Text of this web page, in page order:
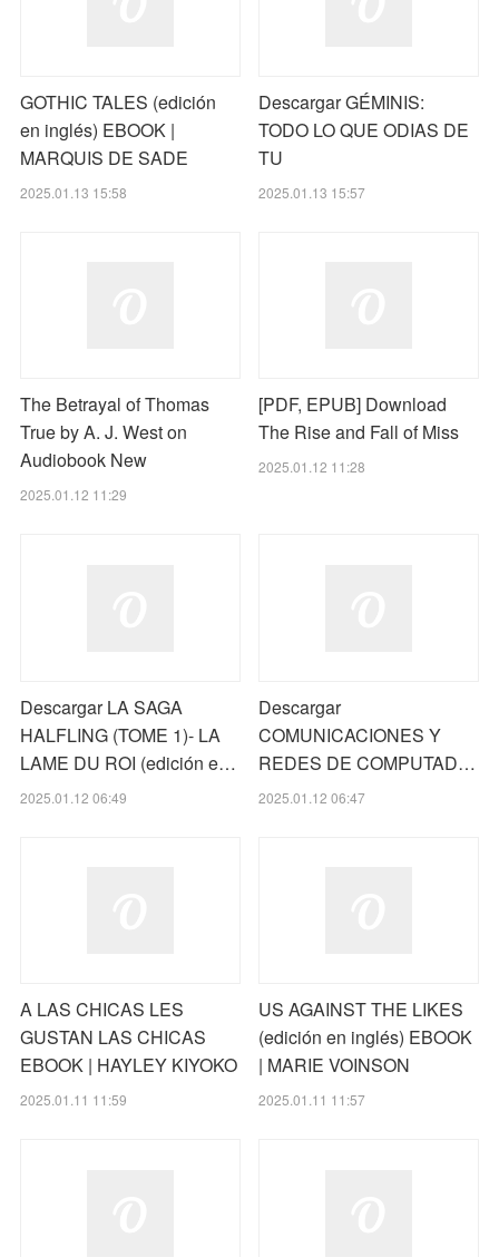
GOTHIC TALES (edición
en inglés) EBOOK |
MARQUIS DE SADE
2025.01.13 15:58
Descargar GÉMINIS:
TODO LO QUE ODIAS DE
TU
2025.01.13 15:57
The Betrayal of Thomas
True by A. J. West on
Audiobook New
2025.01.12 11:29
[PDF, EPUB] Download
The Rise and Fall of Miss
2025.01.12 11:28
Descargar LA SAGA
HALFLING (TOME 1)- LA
LAME DU ROI (edición e…
2025.01.12 06:49
Descargar
COMUNICACIONES Y
REDES DE COMPUTAD…
2025.01.12 06:47
A LAS CHICAS LES
GUSTAN LAS CHICAS
EBOOK | HAYLEY KIYOKO
2025.01.11 11:59
US AGAINST THE LIKES
(edición en inglés) EBOOK
| MARIE VOINSON
2025.01.11 11:57